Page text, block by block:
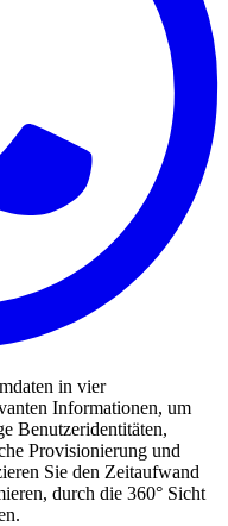
in vier
Informationen, um
Benutzeridentitäten,
Provisionierung und
Sie den Zeitaufwand
durch die 360° Sicht